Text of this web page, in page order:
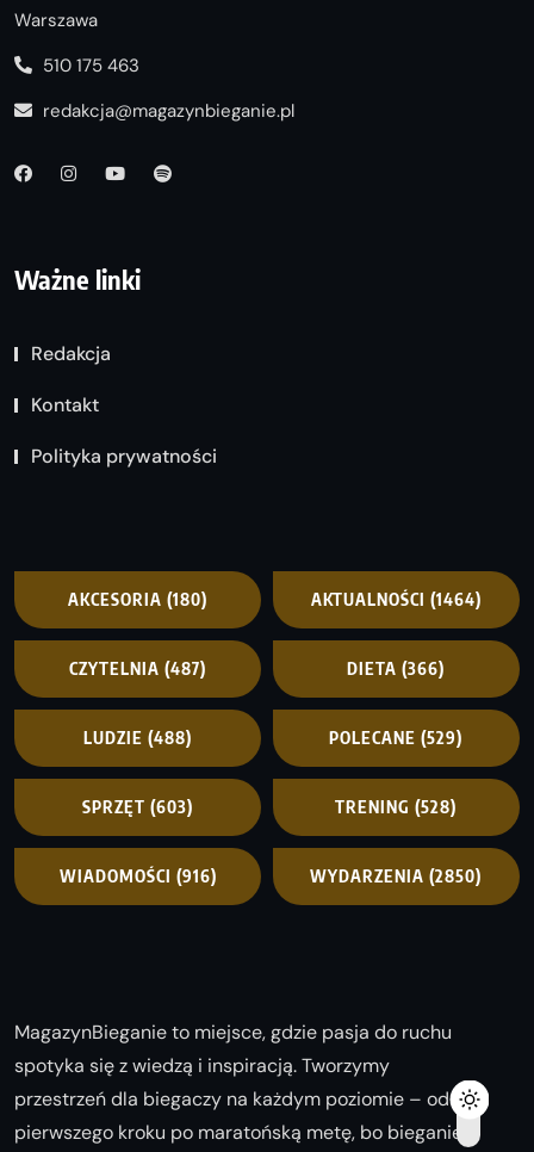
Warszawa
510 175 463
redakcja@magazynbieganie.pl
Ważne linki
Redakcja
Kontakt
Polityka prywatności
AKCESORIA (180) AKTUALNOŚCI (1464)
CZYTELNIA (487) DIETA (366)
LUDZIE (488) POLECANE (529)
SPRZĘT (603) TRENING (528)
WIADOMOŚCI (916) WYDARZENIA (2850)
MagazynBieganie to miejsce, gdzie pasja do ruchu
spotyka się z wiedzą i inspiracją. Tworzymy
przestrzeń dla biegaczy na każdym poziomie – od
pierwszego kroku po maratońską metę, bo bieganie